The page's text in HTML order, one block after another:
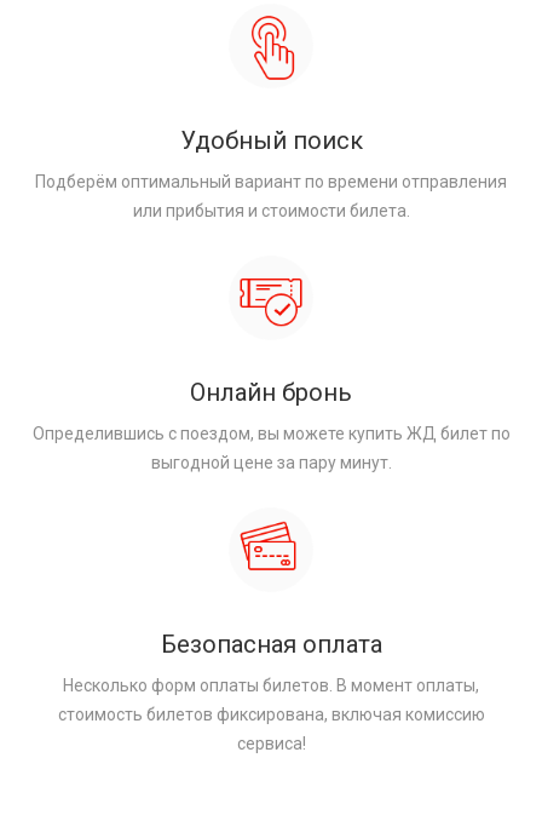
Удобный поиск
Подберём оптимальный вариант по времени отправления
или прибытия и стоимости билета.
Онлайн бронь
Определившись с поездом, вы можете купить ЖД билет по
выгодной цене за пару минут.
Безопасная оплата
Несколько форм оплаты билетов. В момент оплаты,
стоимость билетов фиксирована, включая комиссию
сервиса!